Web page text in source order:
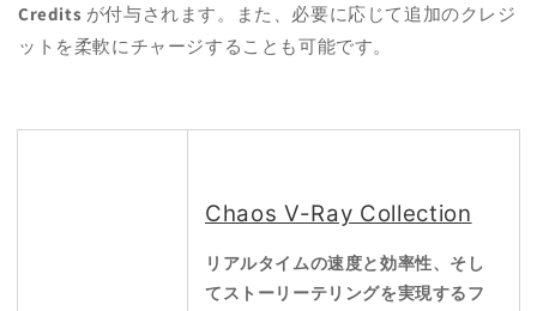
Credits が付与されます。また、必要に応じて追加のクレジ
ットを柔軟にチャージすることも可能です。
Chaos V-Ray Collection
リアルタイムの速度と効率性、そし
てストーリーテリングを実現するフ